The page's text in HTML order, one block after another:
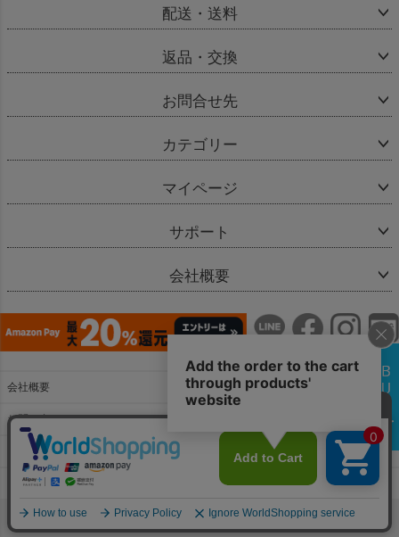
配送・送料
返品・交換
お問合せ先
カテゴリー
マイページ
サポート
会社概要
会社概要
お問い合わせ
特定商取引法に基づく表示
個人情報の取扱
copyright(c) Bellevie Enfant & co.,Ltd.All Rights Reserved.